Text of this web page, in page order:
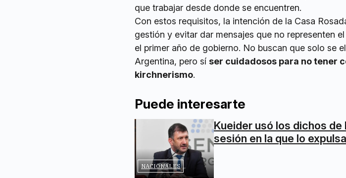
que trabajar desde donde se encuentren.
Con estos requisitos, la intención de la Casa
gestión y evitar dar mensajes que no representen
el primer año de gobierno. No buscan que solo se
Argentina, pero sí ser cuidadosos para no tener
kirchnerismo.
Puede interesarte
NACIONALES
Kueider usó los dichos de
sesión en la que lo